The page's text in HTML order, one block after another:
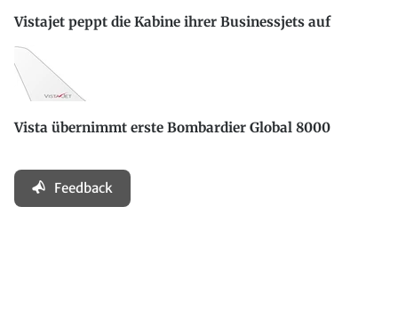
Vistajet peppt die Kabine ihrer Businessjets auf
Vista übernimmt erste Bombardier Global 8000
Feedback